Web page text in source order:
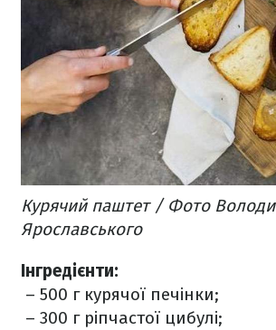
Курячий паштет / Фото
Ярославського
Інгредієнти:
– 500 г курячої печінки;
– 300 г ріпчастої цибулі;